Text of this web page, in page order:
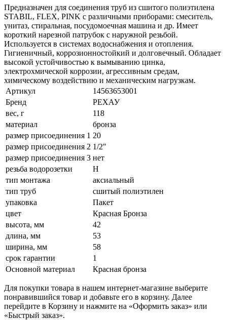
Предназначен для соединения труб из сшитого полиэтилена
STABIL, FLEX, PINK с различными приборами: смеситель,
унитаз, стиральная, посудомоечная машина и др. Имеет
короткий нарезной патрубок с наружной резьбой.
Используется в системах водоснабжения и отопления.
Гигиеничный, коррозионностойкий и долговечный. Обладает
высокой устойчивостью к вымыванию цинка,
электрохмической коррозии, агрессивным средам,
химическому воздействию и механическим нагрузкам.
Артикул
14563653001
Бренд
РЕХАУ
вес, г
118
материал
бронза
размер присоединения 1 20
размер присоединения 2 1/2"
размер присоединения 3 нет
резьба водорозетки
Н
тип монтажа
аксиальный
тип труб
сшитый полиэтилен
упаковка
Пакет
цвет
Красная Бронза
высота, мм
42
длина, мм
53
ширина, мм
58
срок гарантии
1
Основной материал
Красная бронза
Для покупки товара в нашем интернет-магазине выберите
понравившийся товар и добавьте его в корзину. Далее
перейдите в Корзину и нажмите на «Оформить заказ» или
«Быстрый заказ».